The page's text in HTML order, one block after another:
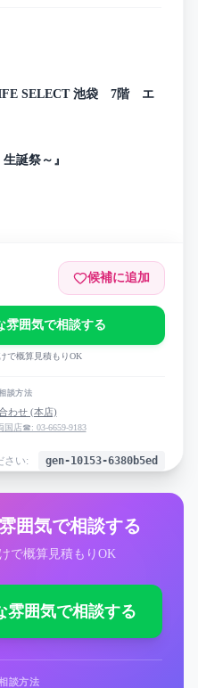
SELECT 池袋 7階 エ
誕祭～』
候補に追加
雰囲気で相談する
で概算見積もりOK
談方法
わせ (本店)
国店☎: 03-6659-9183
さい: gen-10153-6380b5ed
囲気で相談する
で概算見積もりOK
雰囲気で相談する
談方法